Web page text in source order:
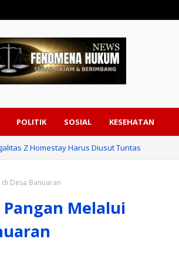
POLITIK SOSIAL KESEHATAN
Z Homestay Harus Diusut Tuntas
Desa Banuaran
Melalui